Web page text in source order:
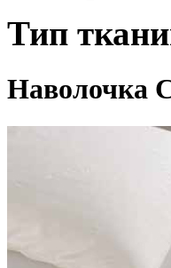
Тип
Наволочка